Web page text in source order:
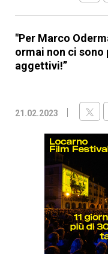
"Per Marco
ormai non ci sono
aggettivi!”
21.02.2023